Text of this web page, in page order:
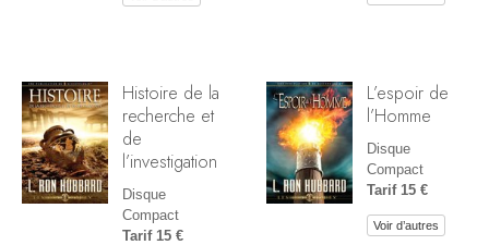
Histoire de la
recherche et
de
l’investigation
Disque
Compact
Tarif 15 €
L’espoir de
l’Homme
Disque
Compact
Tarif 15 €
Voir d’autres